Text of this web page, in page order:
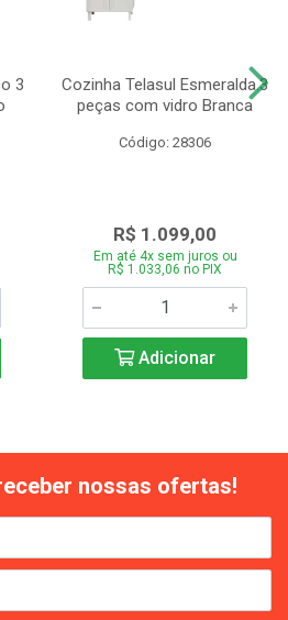
3
Cozinha Telasul Esmeralda.3
peças com vidro Branca
Código: 28306
R$ 1.099,00
Em até 4x sem juros ou
R$ 1.033,06 no PIX
Adicionar
nossas ofertas!